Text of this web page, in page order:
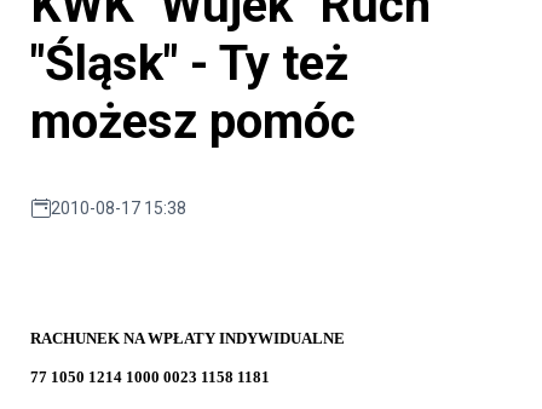
"Śląsk" - Ty też
możesz pomóc
2010-08-17 15:38
RACHUNEK NA WPŁATY INDYWIDUALNE
77 1050 1214 1000 0023 1158 1181